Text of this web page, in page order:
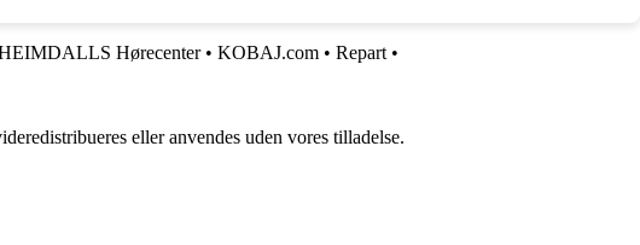
Hørecenter• KOBAJ.com • Repart •
eller anvendes uden vores tilladelse.